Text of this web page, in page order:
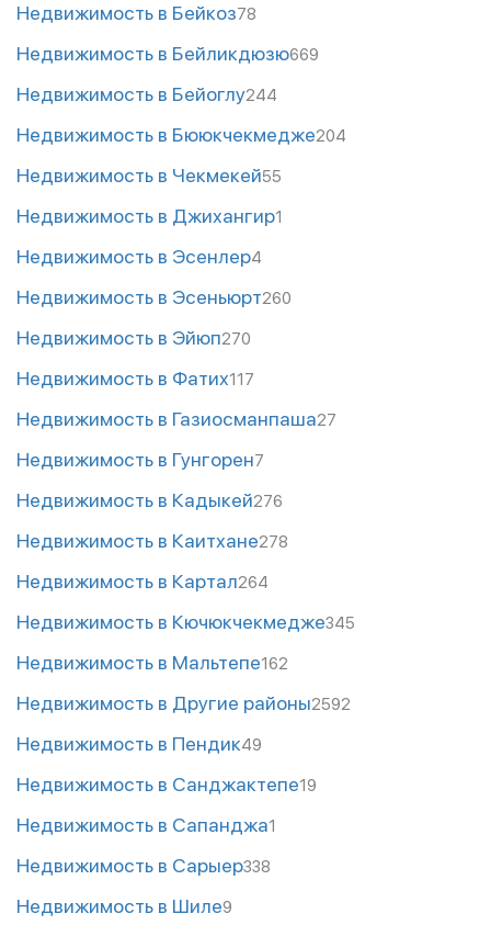
Недвижимость в Бейкоз78
Недвижимость в Бейликдюзю669
Недвижимость в Бейоглу244
Недвижимость в Бююкчекмедже204
Недвижимость в Чекмекей55
Недвижимость в Джихангир1
Недвижимость в Эсенлер4
Недвижимость в Эсеньюрт260
Недвижимость в Эйюп270
Недвижимость в Фатих117
Недвижимость в Газиосманпаша27
Недвижимость в Гунгорен7
Недвижимость в Кадыкей276
Недвижимость в Каитхане278
Недвижимость в Картал264
Недвижимость в Кючюкчекмедже345
Недвижимость в Мальтепе162
Недвижимость в Другие районы2592
Недвижимость в Пендик49
Недвижимость в Санджактепе19
Недвижимость в Сапанджа1
Недвижимость в Сарыер338
Недвижимость в Шиле9